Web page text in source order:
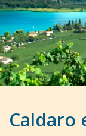
Caldaro